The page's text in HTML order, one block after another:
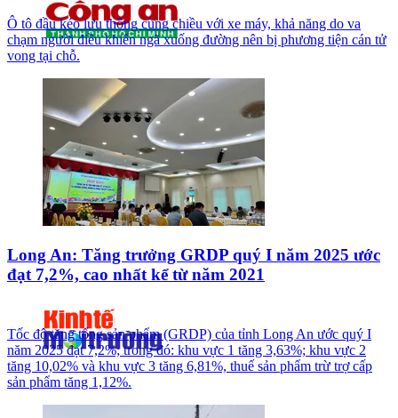
Ô tô đầu kéo lưu thông cùng chiều với xe máy, khả năng do va
chạm người điều khiển ngã xuống đường nên bị phương tiện cán tử
vong tại chỗ.
Long An: Tăng trưởng GRDP quý I năm 2025 ước
đạt 7,2%, cao nhất kể từ năm 2021
Tốc độ tăng tổng sản phẩm (GRDP) của tỉnh Long An ước quý I
năm 2025 đạt 7,2%; trong đó: khu vực 1 tăng 3,63%; khu vực 2
tăng 10,02% và khu vực 3 tăng 6,81%, thuế sản phẩm trừ trợ cấp
sản phẩm tăng 1,12%.